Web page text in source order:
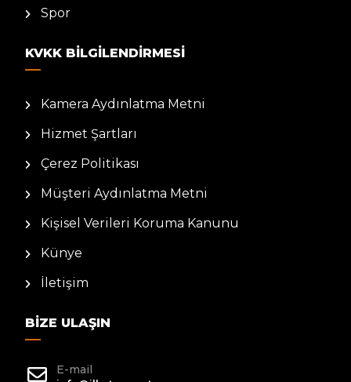
Spor
KVKK BILGILENDIRMESI
Kamera Aydınlatma Metni
Hizmet Şartları
Çerez Politikası
Müşteri Aydınlatma Metni
Kişisel Verileri Koruma Kanunu
Künye
İletişim
BIZE ULAŞIN
E-mail